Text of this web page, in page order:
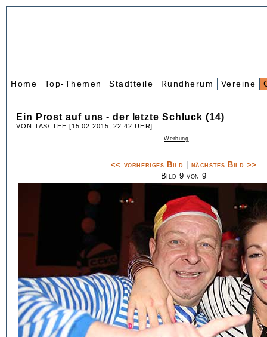
Home Top-Themen Stadtteile Rundherum Vereine
Ein Prost auf uns - der letzte Schluck (14)
VON TAS/ TEE [15.02.2015, 22.42 UHR]
Werbung
<< vorheriges Bild
nächstes Bild >>
Bild 9 von 9